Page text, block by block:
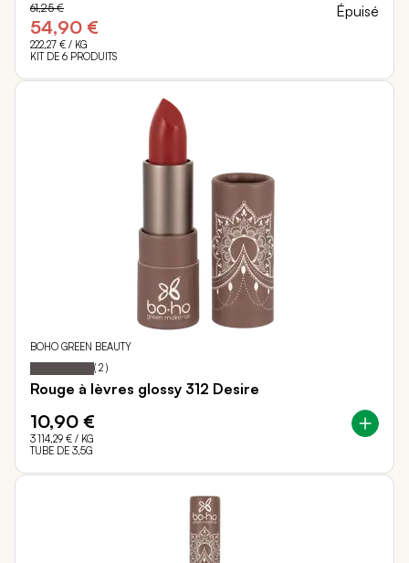
54,90 €
61,25 €
222,27 € / KG
KIT DE 6 PRODUITS
Épuisé
BOHO GREEN BEAUTY
Notation: 100
% of
( 2 )
Rouge à lèvres glossy 312 Desire
10,90 €
3 114,29 € / KG
TUBE DE 3,5G